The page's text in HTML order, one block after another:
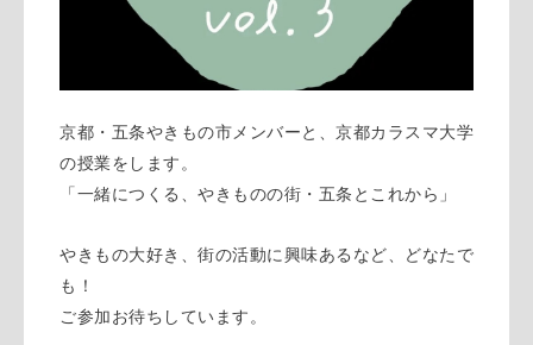
京都・五条やきもの市メンバーと、京都カラスマ大学
の授業をします。
「一緒につくる、やきものの街・五条とこれから」
やきもの大好き、街の活動に興味あるなど、どなたで
も！
ご参加お待ちしています。